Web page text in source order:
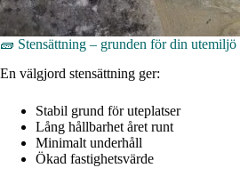
🧱 Stensättning – grunden för din utemiljö
En välgjord stensättning ger:
Stabil grund för uteplatser
Lång hållbarhet året runt
Minimalt underhåll
Ökad fastighetsvärde